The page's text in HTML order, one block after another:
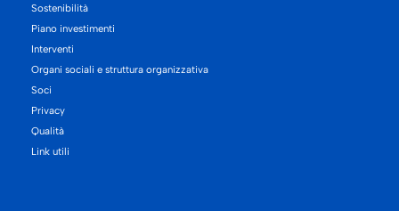
Sostenibilità
Piano investimenti
Interventi
Organi sociali e struttura organizzativa
Soci
Privacy
Qualità
Link utili